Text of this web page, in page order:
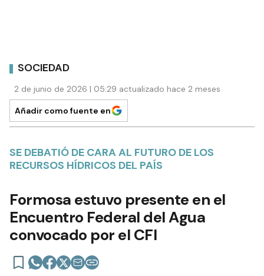
SOCIEDAD
2 de junio de 2026 | 05:29 actualizado hace 2 meses
Añadir como fuente en
SE DEBATIÓ DE CARA AL FUTURO DE LOS
RECURSOS HÍDRICOS DEL PAÍS
Formosa estuvo presente en el
Encuentro Federal del Agua
convocado por el CFI